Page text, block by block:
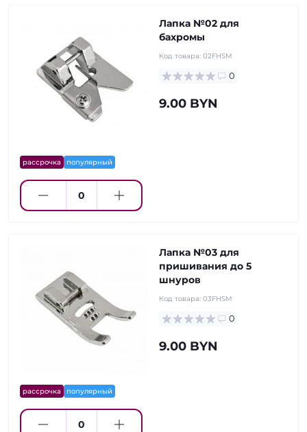
рассрочка популярный
Лапка №02 для
бахромы
Код товара: 02FHSM
0
9.00 BYN
рассрочка популярный
Лапка №03 для
пришивания до 5
шнуров
Код товара: 03FHSM
0
9.00 BYN